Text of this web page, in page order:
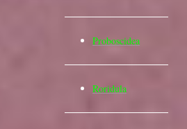
Proboscidea
Roridula